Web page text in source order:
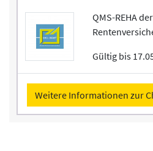
QMS-REHA
Gültig bis
Weitere Informationen zur